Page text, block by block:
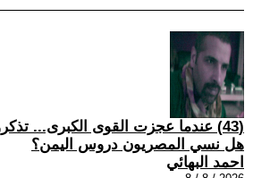
(43) عندما عجزت القوى الكبرى...
هل نسي المصريون دروس اليمن؟
احمد البهائي